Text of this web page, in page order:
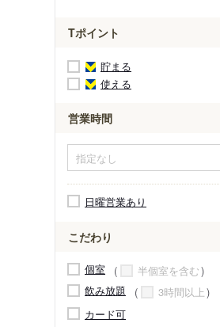
Tポイント
貯まる
使える
営業時間
日曜営業あり
こだわり
個室
半個室を含む
飲み放題
3時間以上
カード可